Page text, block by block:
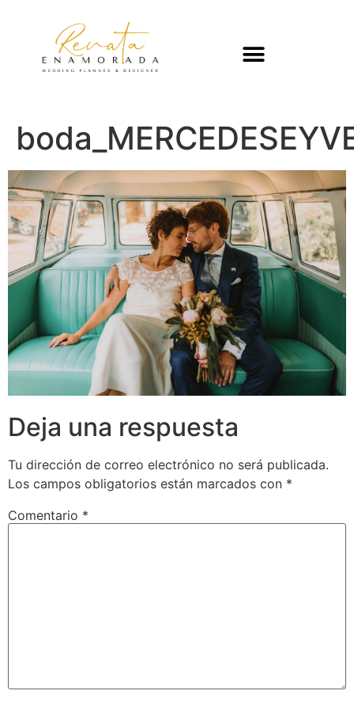
Deja una respuesta
Tu dirección de correo electrónico no será publicada.
Los campos obligatorios están marcados con *
Comentario *